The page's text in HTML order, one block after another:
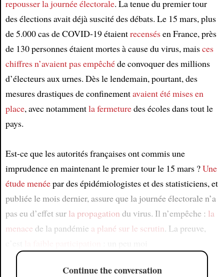
repousser la journée électorale. La tenue du premier tour
des élections avait déjà suscité des débats. Le 15 mars, plus
de 5.000 cas de COVID-19 étaientrecensésen France, près
de 130 personnes étaient mortes à cause du virus, maisces
chiffresn’avaient pas empêchéde convoquer des millions
d’électeurs aux urnes. Dès le lendemain, pourtant, des
mesures drastiques de confinementavaient été mises en
place, avec notammentla fermeturedes écoles dans tout le
pays.
Est-ce que les autorités françaises ont commis une
imprudence en maintenant le premier tour le 15 mars ?Une
étudemenéepar des épidémiologistes et des statisticiens, et
publiée le mois dernier, assure que la journée électorale n’a
pas eu d’effet sur la propagation du virus. Il n’empêche : la
menace de la pandémie a plané sur le scrutin. La preuve,
Continue the conversation